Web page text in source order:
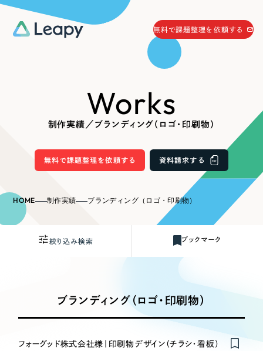
Service
お役立ち情報
無料で課題整理を依頼する
058-215-0066
24時間受付
資料請求する
リーピーが選ばれる理由
採用サイト制作
ブランドサイト制作
Company
制作実績／ブランディング（ロゴ・印刷物）
Works
無料で課題整理を依頼する 資料請求する
HOME 制作実績 ブランディング（ロゴ・印刷物）
絞り込み検索 ブックマーク
制作内容
ブランディング（ロゴ・印刷物）
フォーグッド株式会社様｜印刷物デザイン（チラシ・看板）